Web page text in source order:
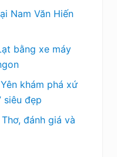
Nam Văn Hiến
bằng xe máy
khám phá xứ
siêu đẹp
đánh giá và